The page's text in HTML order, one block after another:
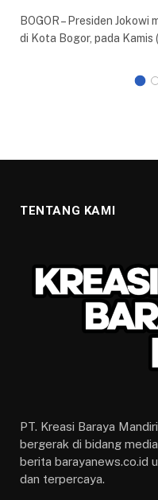
BOGOR – Presiden
di Kota Bogor, pada
TENTANG KAMI
PT. Kreasi Baraya
bergerak di bidang
berita barayanews.co.id
dan terpercaya.